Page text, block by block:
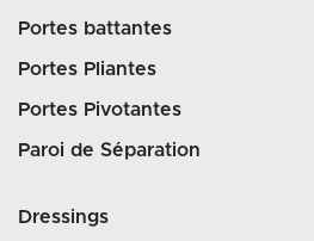
Portes battantes
Portes Pliantes
Portes Pivotantes
Paroi de Séparation
Dressings